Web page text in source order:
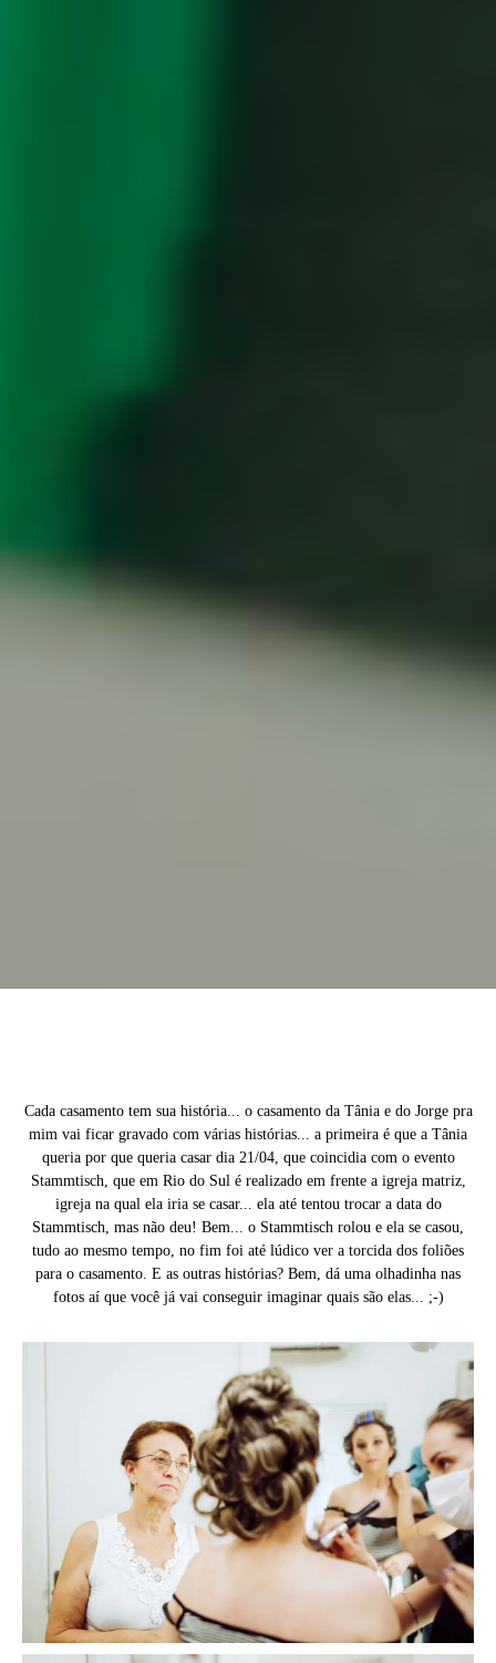
Cada casamento tem sua história... o casamento da Tânia e do Jorge pra
mim vai ficar gravado com várias histórias... a primeira é que a Tânia
queria por que queria casar dia 21/04, que coincidia com o evento
Stammtisch, que em Rio do Sul é realizado em frente a igreja matriz,
igreja na qual ela iria se casar... ela até tentou trocar a data do
Stammtisch, mas não deu! Bem... o Stammtisch rolou e ela se casou,
tudo ao mesmo tempo, no fim foi até lúdico ver a torcida dos foliões
para o casamento. E as outras histórias? Bem, dá uma olhadinha nas
fotos aí que você já vai conseguir imaginar quais são elas... ;-)